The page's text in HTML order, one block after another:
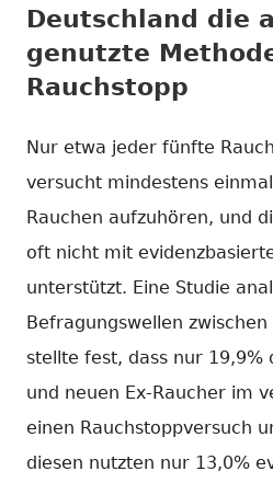
Deutschland die
genutzte
Rauchstopp
Nur etwa jeder fünfte
versucht mindestens
Rauchen aufzuhören, und
oft nicht mit
unterstützt. Eine Studie
Befragungswellen
stellte fest, dass nur 19,9%
und neuen Ex-Raucher im
einen Rauchstoppversuch
diesen nutzten nur 13,0%